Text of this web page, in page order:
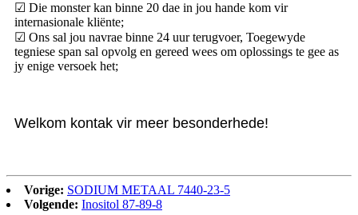
☑ Die monster kan binne 20 dae in jou hande kom vir
internasionale kliënte;
☑ Ons sal jou navrae binne 24 uur terugvoer, Toegewyde
tegniese span sal opvolg en gereed wees om oplossings te gee as
jy enige versoek het;
Welkom kontak vir meer besonderhede!
Vorige: SODIUM METAAL 7440-23-5
Volgende: Inositol 87-89-8